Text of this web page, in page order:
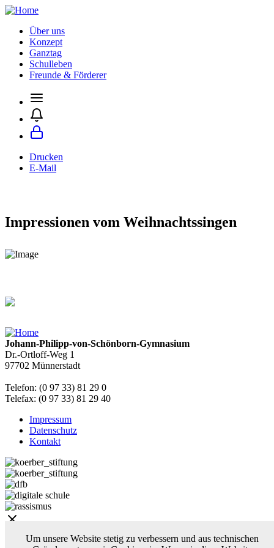
Über uns
Konzept
Ganztag
Schulleben
Freunde & Förderer
Drucken
E-Mail
Impressionen vom Weihnachtssingen
Johann-Philipp-von-Schönborn-Gymnasium
Dr.-Ortloff-Weg 1
97702 Münnerstadt
Telefon: (0 97 33) 81 29 0
Telefax: (0 97 33) 81 29 40
Impressum
Datenschutz
Kontakt
Über uns
Um unsere Website stetig zu verbessern und aus technischen